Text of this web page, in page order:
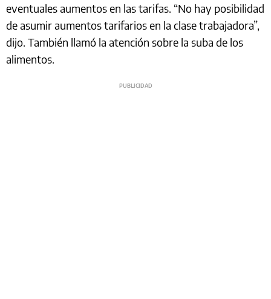
eventuales aumentos en las tarifas. “No hay posibilidad
de asumir aumentos tarifarios en la clase trabajadora”,
dijo. También llamó la atención sobre la suba de los
alimentos.